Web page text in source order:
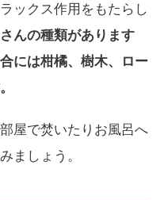
ックス作用をもたらし
んの種類があります
には柑橘、樹木、ロー
屋で焚いたりお風呂へ
ましょう。